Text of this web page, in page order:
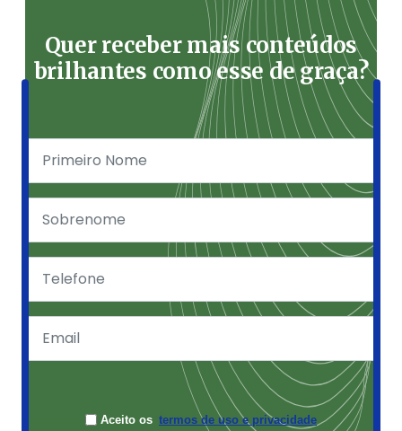
Quer receber mais conteúdos
brilhantes como esse de graça?
Aceito os termos de uso e privacidade